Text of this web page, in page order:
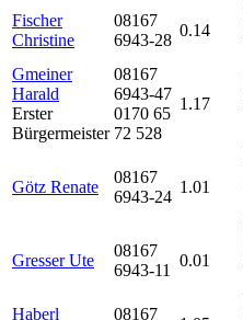
Fischer
Christine
08167
6943-28
0.14
Gmeiner
Harald
Erster
Bürgermeister
08167
6943-47
0170 65
72 528
1.17
Götz Renate
08167
6943-24
1.01
Gresser Ute
08167
6943-11
0.01
Haberl
08167